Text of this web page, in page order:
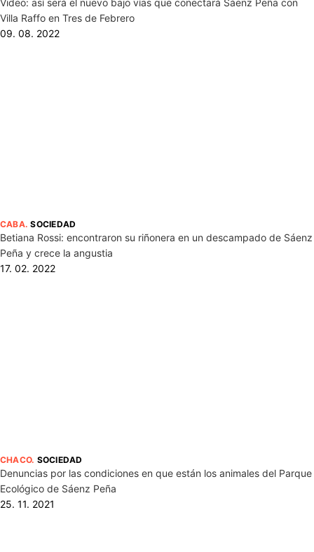
Villa Raffo en Tres de Febrero
09. 08. 2022
CABA.SOCIEDAD
Betiana Rossi: encontraron su riñonera en un descampado de Sáenz
Peña y crece la angustia
17. 02. 2022
CHACO. SOCIEDAD
Denuncias por las condiciones en que están los animales del Parque
Ecológico de Sáenz Peña
25. 11. 2021